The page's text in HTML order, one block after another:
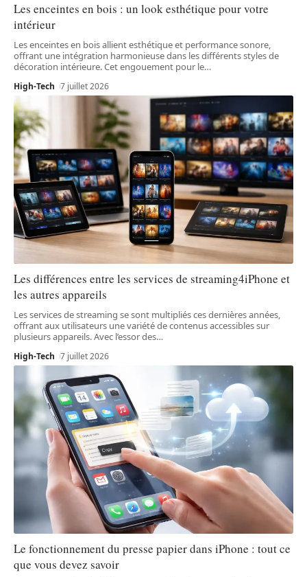
Les enceintes en bois : un look esthétique pour votre
intérieur
Les enceintes en bois allient esthétique et performance sonore,
offrant une intégration harmonieuse dans les différents styles de
décoration intérieure. Cet engouement pour le…
High-Tech 7 juillet 2026
Les différences entre les services de streaming4iPhone et
les autres appareils
Les services de streaming se sont multipliés ces dernières années,
offrant aux utilisateurs une variété de contenus accessibles sur
plusieurs appareils. Avec l’essor des…
High-Tech 7 juillet 2026
Le fonctionnement du presse papier dans iPhone : tout ce
que vous devez savoir